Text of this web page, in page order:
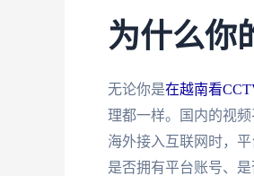
为什么你
无论你是在越南看
理都一样。国内的视
海外接入互联网时，
是否拥有平台账号、